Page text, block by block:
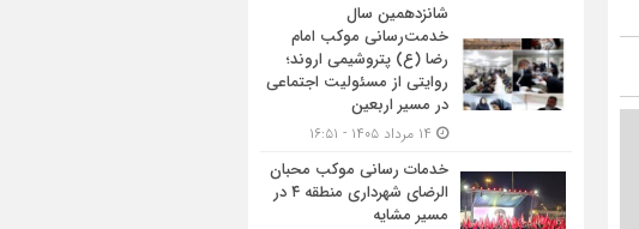
شانزدهمین سال
خدمت‌رسانی موکب امام
رضا (ع) پتروشیمی اروند؛
روایتی از مسئولیت اجتماعی
در مسیر اربعین
خدمات رسانی موکب محبان
الرضای شهرداری منطقه ۴ در
مسیر مشایه